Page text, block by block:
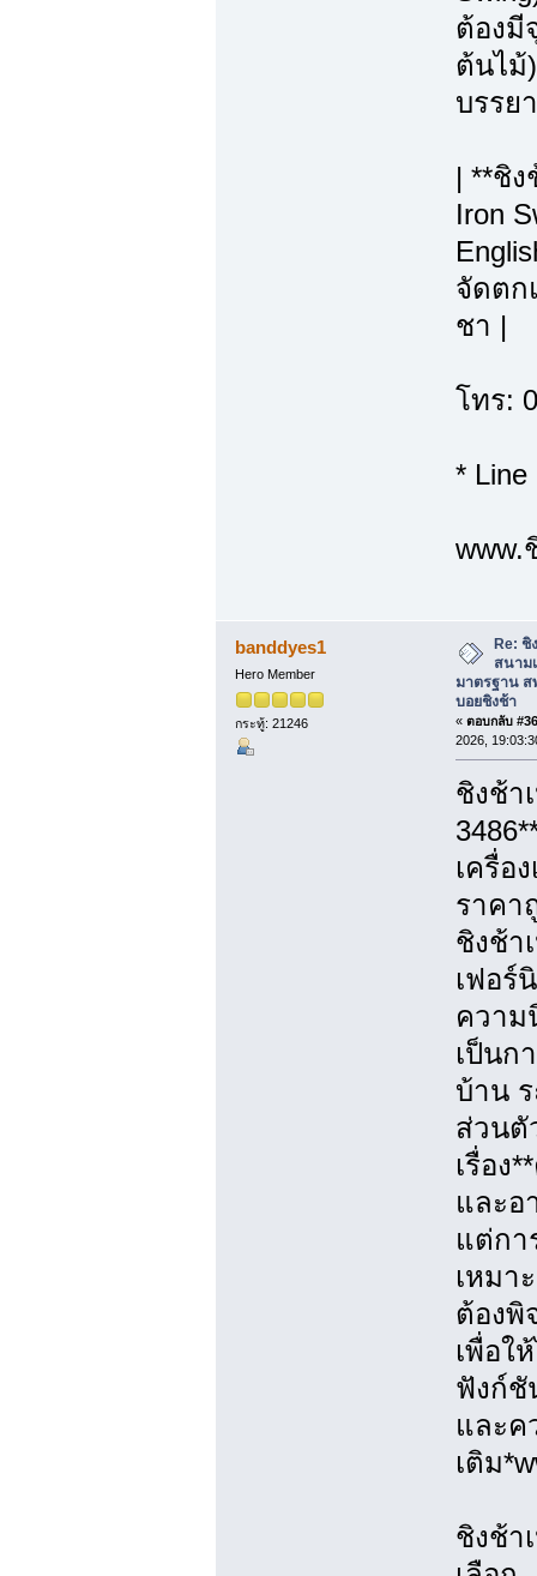
ต้องมี
ต้นไม้
บรรย
| **ชิง
Iron
จัดตก
ชา |
โทร:
* Line
www.
banddyes1
Hero Member
กระทู้: 21246
Re: ชิ
สนาม
มาตรฐาน ส
บอยชิงช้า
« ตอบกลับ
2026,
ชิงช้า
เครื่อ
ราคา
ชิงช้า
เฟอร์
ความ
เป็นก
บ้าน
ส่วนตั
เรื่อง
และอ
แต่กา
เหมา
ต้องพิ
เพื่อใ
ฟังก์ชั
และค
เติม
ชิงช้า